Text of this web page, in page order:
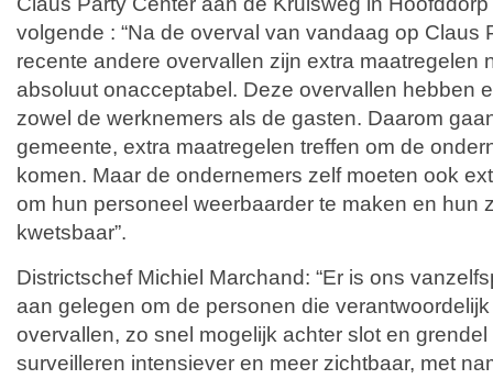
volgende : “Na de overval van vandaag op Claus
recente andere overvallen zijn extra maatregelen
absoluut onacceptabel. Deze overvallen hebben
zowel de werknemers als de gasten. Daarom
gemeente, extra maatregelen treffen om de
komen. Maar de ondernemers zelf moeten ook
om hun personeel weerbaarder te maken en hun
kwetsbaar”.
Districtschef Michiel Marchand: “Er is ons
aan gelegen om de personen die
overvallen, zo snel mogelijk achter slot en grendel
surveilleren intensiever en meer zichtbaar, met